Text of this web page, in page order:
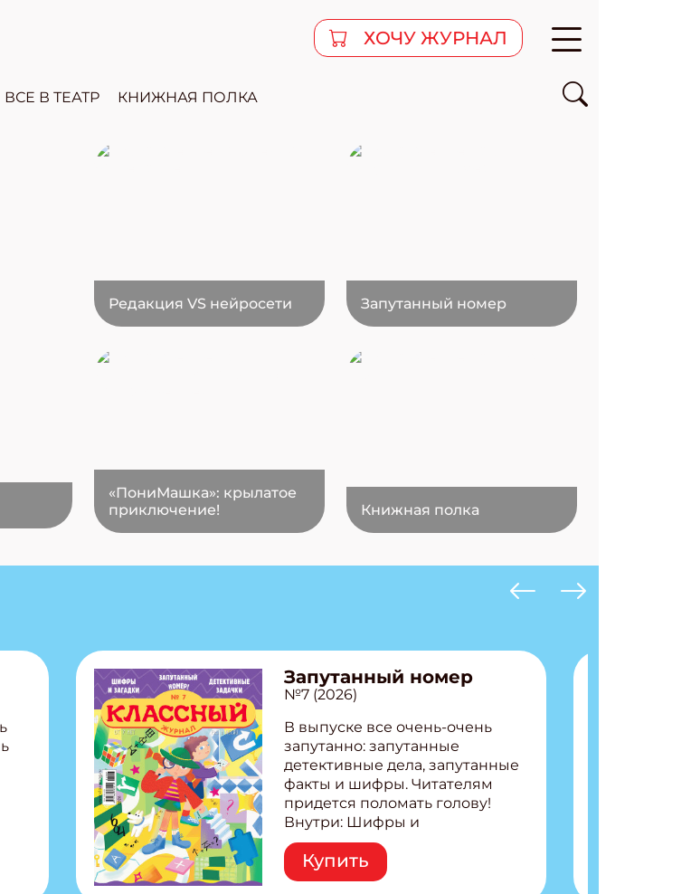
ХОЧУ ЖУРНАЛ
ВСЕ В ТЕАТР КНИЖНАЯ ПОЛКА
Редакция VS нейросети Запутанный номер
«ПониМашка»: крылатое
приключение!
Книжная полка
Запутанный номер
№7 (2026)
В выпуске все очень-очень
запутанно: запутанные
детективные дела, запутанные
факты и шифры. Читателям
придется поломать голову!
Внутри: Шифры и
расшифровки Плетем
запутанные поделки
Разгадываем головоломки
Купить